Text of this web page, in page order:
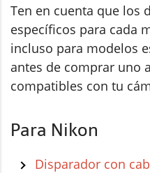
Ten en cuenta que los
específicos para cada
incluso para modelos
antes de comprar uno
compatibles con tu
Para Nikon
Disparador con